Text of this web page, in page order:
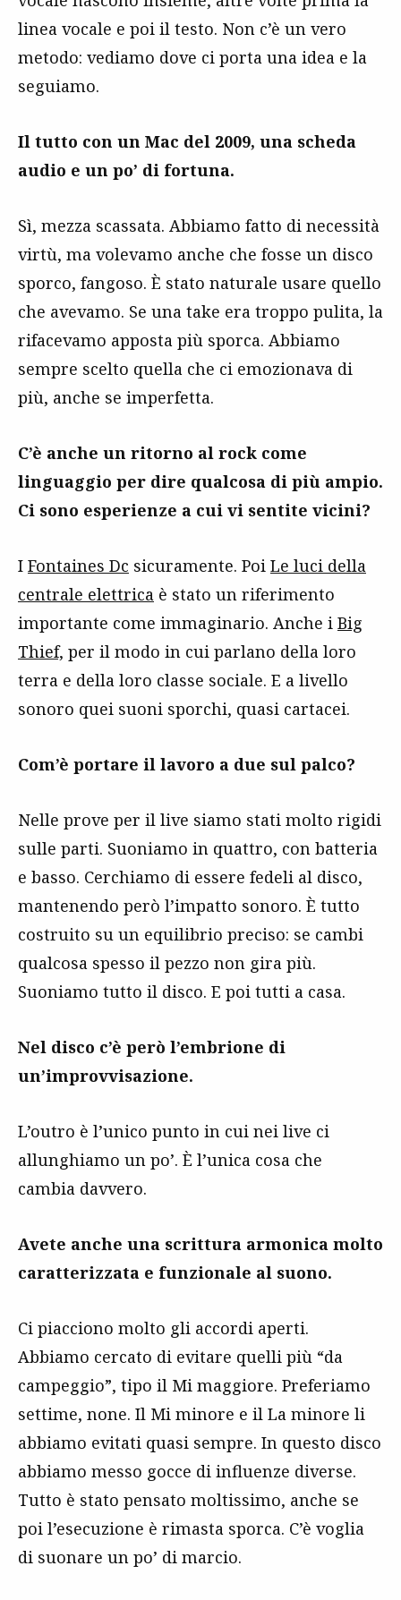
linea vocale e poi il testo. Non c’è un vero
metodo: vediamo dove ci porta una idea e la
seguiamo.
Il tutto con un Mac del 2009, una scheda
audio e un po’ di fortuna.
Sì, mezza scassata. Abbiamo fatto di necessità
virtù, ma volevamo anche che fosse un disco
sporco, fangoso. È stato naturale usare quello
che avevamo. Se una take era troppo pulita, la
rifacevamo apposta più sporca. Abbiamo
sempre scelto quella che ci emozionava di
più, anche se imperfetta.
C’è anche un ritorno al rock come
linguaggio per dire qualcosa di più ampio.
Ci sono esperienze a cui vi sentite vicini?
I Fontaines Dc sicuramente. Poi Le luci della
centrale elettrica è stato un riferimento
importante come immaginario. Anche i Big
Thief, per il modo in cui parlano della loro
terra e della loro classe sociale. E a livello
sonoro quei suoni sporchi, quasi cartacei.
Com’è portare il lavoro a due sul palco?
Nelle prove per il live siamo stati molto rigidi
sulle parti. Suoniamo in quattro, con batteria
e basso. Cerchiamo di essere fedeli al disco,
mantenendo però l’impatto sonoro. È tutto
costruito su un equilibrio preciso: se cambi
qualcosa spesso il pezzo non gira più.
Suoniamo tutto il disco. E poi tutti a casa.
Nel disco c’è però l’embrione di
un’improvvisazione.
L’outro è l’unico punto in cui nei live ci
allunghiamo un po’. È l’unica cosa che
cambia davvero.
Avete anche una scrittura armonica molto
caratterizzata e funzionale al suono.
Ci piacciono molto gli accordi aperti.
Abbiamo cercato di evitare quelli più “da
campeggio”, tipo il Mi maggiore. Preferiamo
settime, none. Il Mi minore e il La minore li
abbiamo evitati quasi sempre. In questo disco
abbiamo messo gocce di influenze diverse.
Tutto è stato pensato moltissimo, anche se
poi l’esecuzione è rimasta sporca. C’è voglia
di suonare un po’ di marcio.